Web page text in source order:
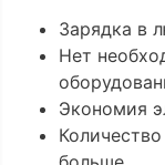
Зарядка в
Нет
Экономия